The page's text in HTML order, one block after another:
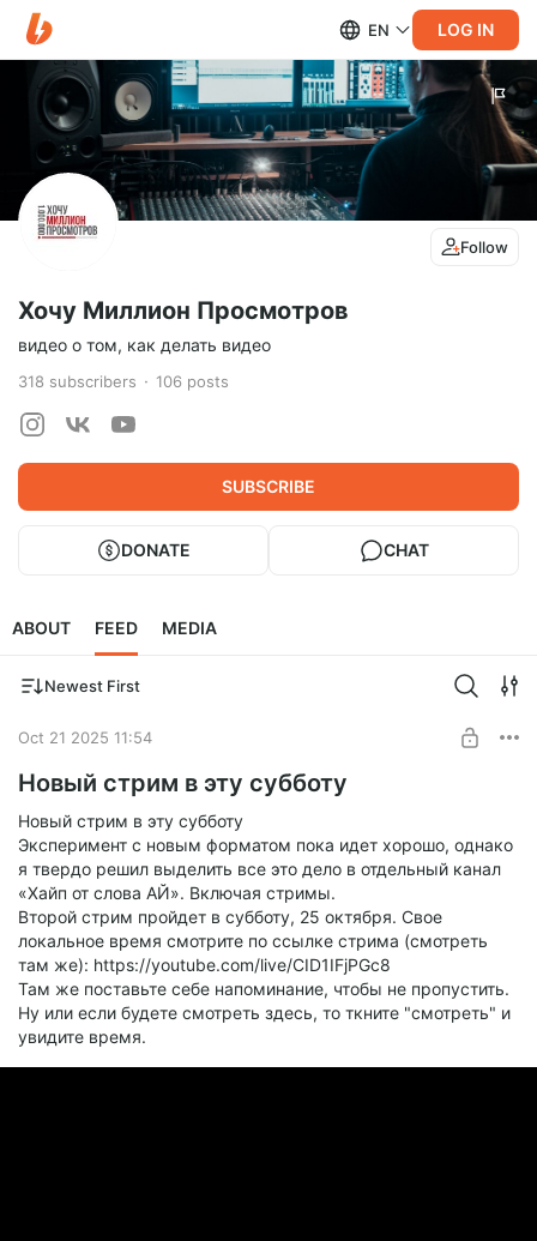
EN LOG IN
Follow
Хочу Миллион Просмотров
видео о том, как делать видео
318 subscribers 106 posts
SUBSCRIBE
DONATE CHAT
ABOUT FEED MEDIA
Newest First
Oct 21 2025 11:54
Новый стрим в эту субботу
Новый стрим в эту субботу
Эксперимент с новым форматом пока идет хорошо, однако
я твердо решил выделить все это дело в отдельный канал
«Хайп от слова АЙ». Включая стримы.
Второй стрим пройдет в субботу, 25 октября. Свое
локальное время смотрите по ссылке стрима (смотреть
там же): https://youtube.com/live/CID1IFjPGc8
Там же поставьте себе напоминание, чтобы не пропустить.
Ну или если будете смотреть здесь, то ткните "смотреть" и
увидите время.